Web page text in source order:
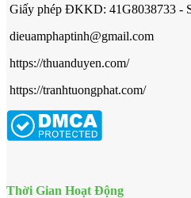
Giấy phép ĐKKD: 41G8038733 -
dieuamphaptinh@gmail.com
https://thuanduyen.com/
https://tranhtuongphat.com/
Thời Gian Hoạt Động